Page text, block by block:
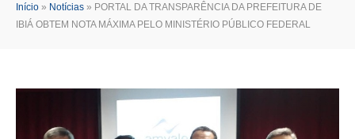
Início » Notícias » PORTAL DA TRANSPARÊNCIA DA PREFEITURA DE
IBIÁ OBTEM NOTA MÁXIMA PELO MINISTÉRIO PÚBLICO FEDERAL